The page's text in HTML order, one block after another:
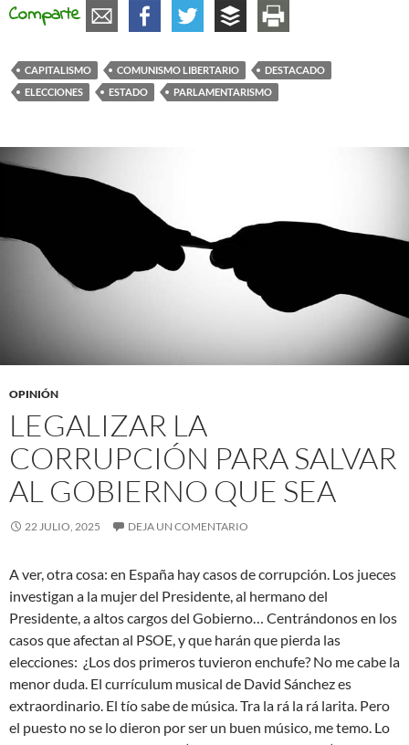
Comparte
CAPITALISMO COMUNISMO LIBERTARIO
DESTACADO
ELECCIONES
ESTADO PARLAMENTARISMO
OPINIÓN
LEGALIZAR LA
CORRUPCIÓN PARA SALVAR
AL GOBIERNO QUE SEA
22 JULIO, 2025 DEJA UN COMENTARIO
A ver, otra cosa: en España hay casos de corrupción. Los jueces
investigan a la mujer del Presidente, al hermano del
Presidente, a altos cargos del Gobierno… Centrándonos en los
casos que afectan al PSOE, y que harán que pierda las
elecciones: ¿Los dos primeros tuvieron enchufe? No me cabe la
menor duda. El currículum musical de David Sánchez es
extraordinario. El tío sabe de música. Tra la rá la rá larita. Pero
el puesto no se lo dieron por ser un buen músico, me temo. Lo